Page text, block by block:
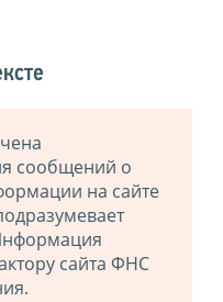
сообщений о
на сайте
сайта ФНС